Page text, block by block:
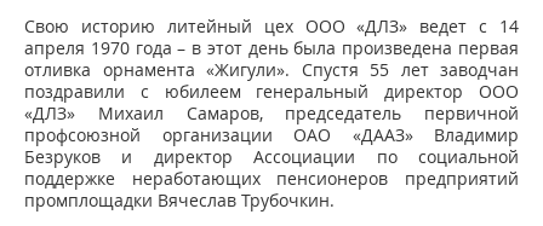
Свою историю литейный цех ООО «ДЛЗ» ведет с 14
апреля 1970 года – в этот день была произведена первая
отливка орнамента «Жигули». Спустя 55 лет заводчан
поздравили с юбилеем генеральный директор ООО
«ДЛЗ» Михаил Самаров, председатель первичной
профсоюзной организации ОАО «ДААЗ» Владимир
Безруков и директор Ассоциации по социальной
поддержке неработающих пенсионеров предприятий
промплощадки Вячеслав Трубочкин.